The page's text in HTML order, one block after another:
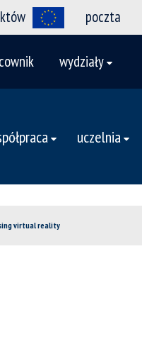
poczta
wydziały
uczelnia
virtual reality